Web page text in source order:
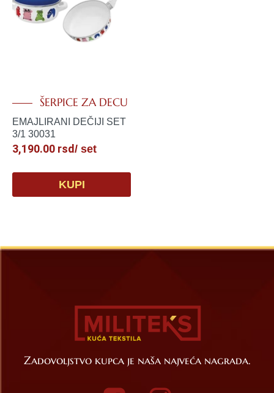
ŠERPICE ZA DECU
EMAJLIRANI DEČIJI SET
3/1 30031
3,190.00 rsd/ set
KUPI
Zadovoljstvo kupca je naša najveća nagrada.